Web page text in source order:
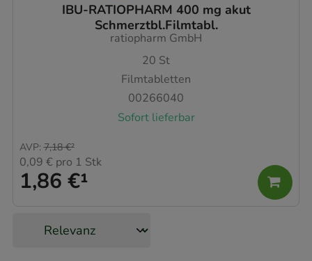
IBU-RATIOPHARM 400 mg akut
Schmerztbl.Filmtabl.
ratiopharm GmbH
20 St
Filmtabletten
00266040
Sofort lieferbar
1,86 €¹
AVP: 7,18 €²
0,09 € pro 1 Stk